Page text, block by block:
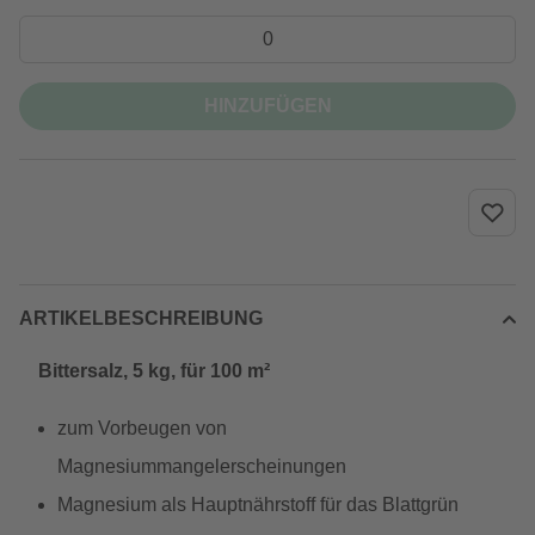
ARTIKELBESCHREIBUNG
Bittersalz, 5 kg, für 100 m²
zum Vorbeugen von
Magnesiummangelerscheinungen
Magnesium als Hauptnährstoff für das Blattgrün